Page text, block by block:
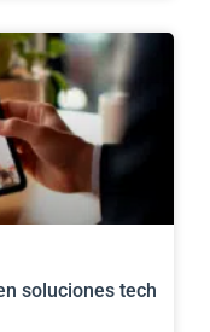
soluciones tech